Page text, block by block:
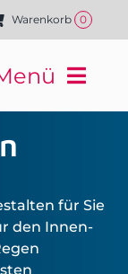
Warenkorb 0
für Sie
den Innen-